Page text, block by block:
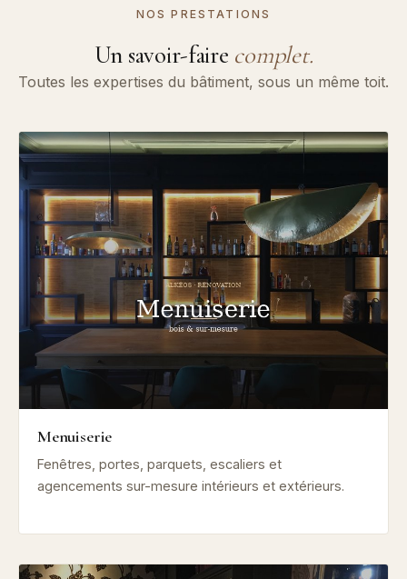
NOS PRESTATIONS
Un savoir-faire complet.
Toutes les expertises du bâtiment, sous un même toit.
Menuiserie
Fenêtres, portes, parquets, escaliers et
agencements sur-mesure intérieurs et extérieurs.